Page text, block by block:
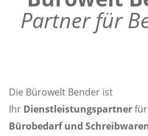
Partner für
Die Bürowelt Bender ist
Ihr Dienstleistungspartner
Bürobedarf und